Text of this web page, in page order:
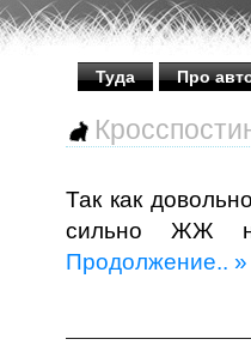
Туда Про
Так как
сильно ЖЖ
Продолжение.. »